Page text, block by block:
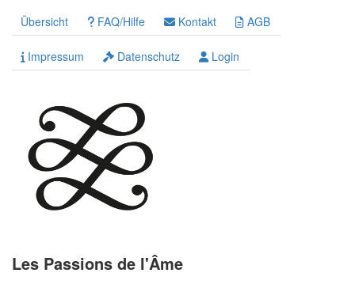
Übersicht FAQ/Hilfe Kontakt AGB
Impressum Datenschutz Login
Les Passions de l'Âme